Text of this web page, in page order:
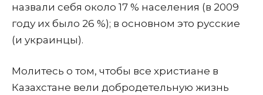
назвали себя около 17 % населения (в 2009
году их было 26 %); в основном это русские
(и украинцы).
Молитесь о том, чтобы все христиане в
Казахстане вели добродетельную жизнь